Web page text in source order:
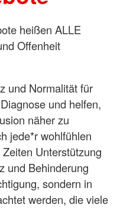
heißen ALLE
Offenheit
und Normalität für
und helfen,
näher zu
jede*r wohlfühlen
Unterstützung
und Behinderung
sondern in
werden, die viele